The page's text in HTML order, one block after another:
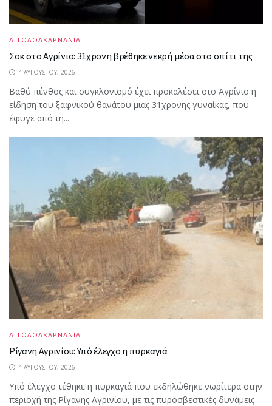
ΑΙΤΩΛΟΑΚΑΡΝΑΝΙΑ
Σοκ στο Αγρίνιο: 31χρονη βρέθηκε νεκρή μέσα στο σπίτι της
4 ΑΥΓΟΎΣΤΟΥ, 2026
Βαθύ πένθος και συγκλονισμό έχει προκαλέσει στο Αγρίνιο η
είδηση του ξαφνικού θανάτου μιας 31χρονης γυναίκας, που
έφυγε από τη...
ΑΙΤΩΛΟΑΚΑΡΝΑΝΙΑ
Ρίγανη Αγρινίου: Υπό έλεγχο η πυρκαγιά
4 ΑΥΓΟΎΣΤΟΥ, 2026
Υπό έλεγχο τέθηκε η πυρκαγιά που εκδηλώθηκε νωρίτερα στην
περιοχή της Ρίγανης Αγρινίου, με τις πυροσβεστικές δυνάμεις